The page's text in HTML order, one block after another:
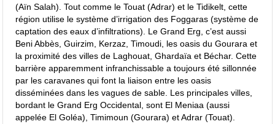
(Aïn Salah). Tout comme le Touat (Adrar) et le Tidikelt, cette
région utilise le système d’irrigation des Foggaras (système de
captation des eaux d’infiltrations). Le Grand Erg, c’est aussi
Beni Abbès, Guirzim, Kerzaz, Timoudi, les oasis du Gourara et
la proximité des villes de Laghouat, Ghardaïa et Béchar. Cette
barrière apparemment infranchissable a toujours été sillonnée
par les caravanes qui font la liaison entre les oasis
disséminées dans les vagues de sable. Les principales villes,
bordant le Grand Erg Occidental, sont El Meniaa (aussi
appelée El Goléa), Timimoun (Gourara) et Adrar (Touat).